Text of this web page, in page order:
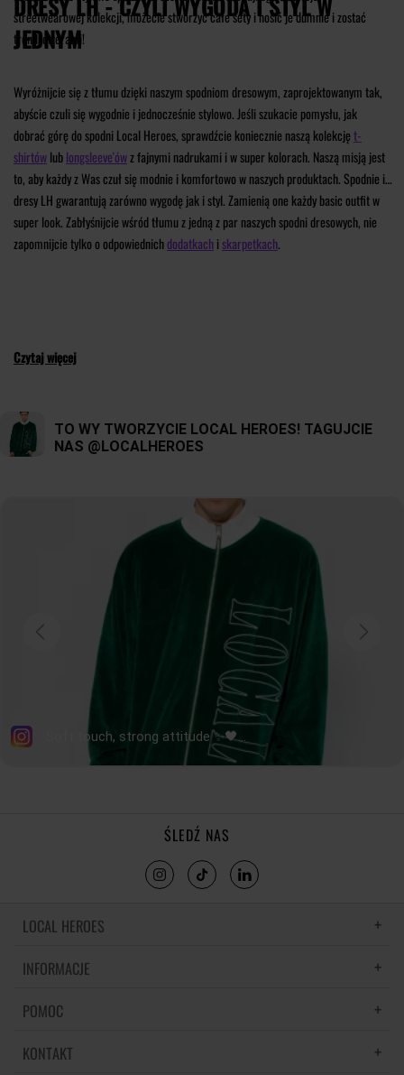
streetwearowej kolekcji, możecie stworzyć całe sety i nosić je dumnie i zostać
trendsetterami!
JEDNYM
Wyróżnijcie się z tłumu dzięki naszym spodniom dresowym, zaprojektowanym tak,
abyście czuli się wygodnie i jednocześnie stylowo. Jeśli szukacie pomysłu, jak
dobrać górę do spodni Local Heroes, sprawdźcie koniecznie naszą kolekcjęt-
shirtówlublongsleeve'ówz fajnymi nadrukami i w super kolorach. Naszą misją jest
to, aby każdy z Was czuł się modnie i komfortowo w naszych produktach. Spodnie i
dresy LH gwarantują zarówno wygodę jak i styl. Zamienią one każdy basic outfit w
super look. Zabłyśnijcie wśród tłumu z jedną z par naszych spodni dresowych, nie
zapomnijcie tylko o odpowiednichdodatkachiskarpetkach.
Czytaj więcej
ŚLEDŹ NAS
LOCAL HEROES
LH MEMORIES
INFORMACJE
POLITYKA PRYWATNOŚCI
REGULAMINY PROMOCJI
POMOC
CZĘSTE PYTANIA
KONTAKT